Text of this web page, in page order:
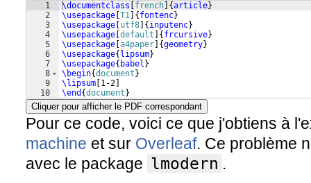
1
2
3
4
5
6
7
8
9
10
\documentclass french {article}
\usepackage T1 { fontenc}
\usepackage utf8 { inputenc}
\usepackage default { frcursive}
\usepackage a4paper {geometry}
\usepackage{ lipsum}
\usepackage{ babel }
\begin{document }
\lipsum 1-2
\end {document }
Cliquer pour afficher le PDF correspondant
Pour ce code, voici ce que j'obtiens à
machine et sur Overleaf. Ce problème
avec le package lmodern .